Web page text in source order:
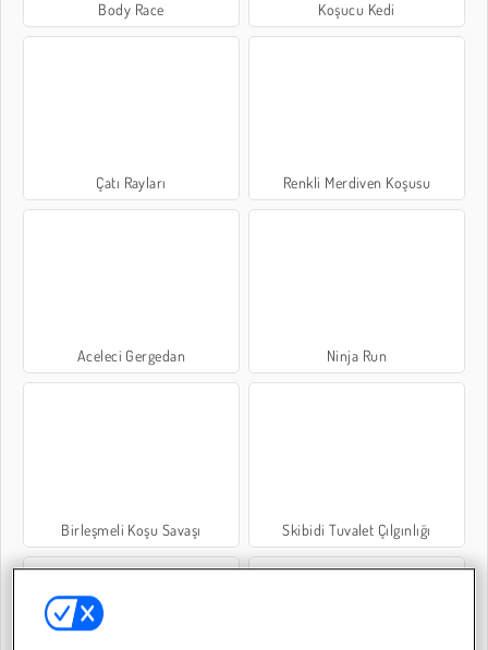
Body Race Koşucu Kedi
Çatı Rayları Renkli Merdiven Koşusu
Aceleci Gergedan Ninja Run
Birleşmeli Koşu Savaşı Skibidi Tuvalet Çılgınlığı